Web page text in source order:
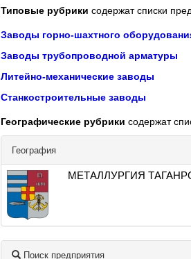
Типовые рубрики содержат списки
Заводы горно-шахтного
Заводы трубопроводной арматуры
Литейно-механические заводы
Станкостроительные заводы
Географические рубрики содержат
География
МЕТАЛЛУРГИЯ
Поиск предприятия